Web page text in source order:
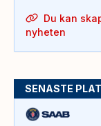
Du kan
nyheten
SENASTE